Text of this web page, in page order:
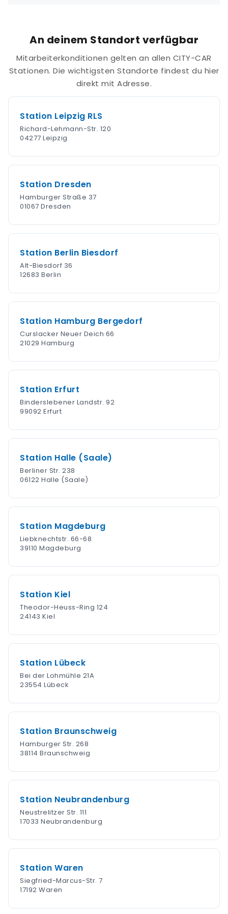
An deinem Standort verfügbar
Mitarbeiterkonditionen gelten an allen CITY-CAR
Stationen. Die wichtigsten Standorte findest du hier
direkt mit Adresse.
Station Leipzig RLS
Richard-Lehmann-Str. 120
04277 Leipzig
Station Dresden
Hamburger Straße 37
01067 Dresden
Station Berlin Biesdorf
Alt-Biesdorf 36
12683 Berlin
Station Hamburg Bergedorf
Curslacker Neuer Deich 66
21029 Hamburg
Station Erfurt
Binderslebener Landstr. 92
99092 Erfurt
Station Halle (Saale)
Berliner Str. 238
06122 Halle (Saale)
Station Magdeburg
Liebknechtstr. 66-68
39110 Magdeburg
Station Kiel
Theodor-Heuss-Ring 124
24143 Kiel
Station Lübeck
Bei der Lohmühle 21A
23554 Lübeck
Station Braunschweig
Hamburger Str. 268
38114 Braunschweig
Station Neubrandenburg
Neustrelitzer Str. 111
17033 Neubrandenburg
Station Waren
Siegfried-Marcus-Str. 7
17192 Waren